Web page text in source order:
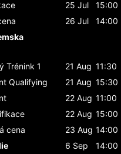
25 Jul
15:00
26 Jul
14:00
Trénink 1 21 Aug 11:30
Qualifying 21 Aug 15:30
22 Aug 11:00
22 Aug 15:00
cena 23 Aug 14:00
6 Sep
14:00